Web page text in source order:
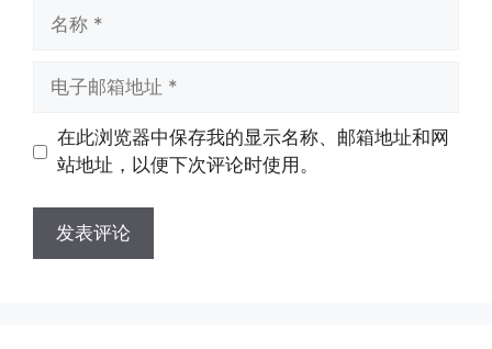
在此浏览器中保存我的显示名称、邮箱地址和网
站地址，以便下次评论时使用。